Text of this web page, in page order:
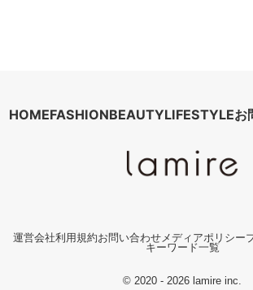
HOMEFASHIONBEAUTYLIFESTYLEお
運営会社利用規約お問い合わせメディアポリシー
キーワード一覧
© 2020 - 2026 lamire inc.